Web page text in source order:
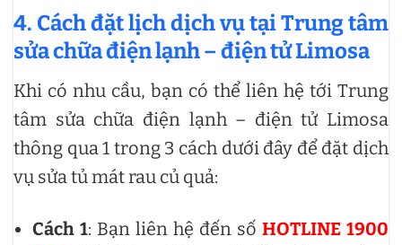
4. Cách đặt lịch dịch vụ tại Trung tâm
sửa chữa điện lạnh – điện tử Limosa
Khi có nhu cầu, bạn có thể liên hệ tới Trung
tâm sửa chữa điện lạnh – điện tử Limosa
thông qua 1 trong 3 cách dưới đây để đặt dịch
vụ sửa tủ mát rau củ quả:
Cách 1: Bạn liên hệ đến số HOTLINE 1900